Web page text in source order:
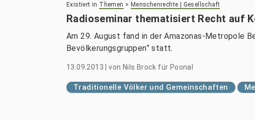
Existiert in Themen > Menschenrechte | Gesellschaft
Radioseminar thematisiert Recht auf
Am 29. August fand in der Amazonas-Metropole
Bevölkerungsgruppen” statt.
13.09.2013 |von Nils Brock für Poonal
Traditionelle Völker und Gemeinschaften